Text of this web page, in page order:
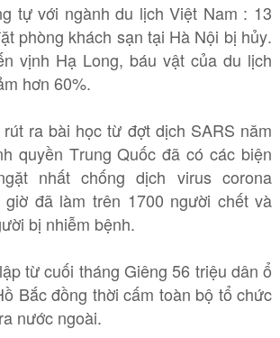
tự với ngành du lịch Việt Nam : 13
phòng khách sạn tại Hà Nội bị hủy.
vịnh Hạ Long, báu vật của du lịch
hơn 60%.
ra bài học từ đợt dịch SARS năm
quyền Trung Quốc đã có các biện
nhất chống dịch virus corona
giờ đã làm trên 1700 người chết và
bị nhiễm bệnh.
từ cuối tháng Giêng 56 triệu dân ổ
Bắc đồng thời cấm toàn bộ tổ chức
nước ngoài.